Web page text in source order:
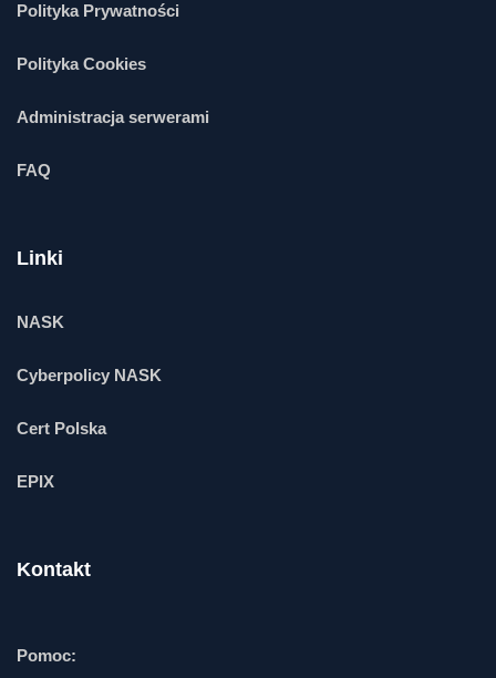
Polityka Prywatności
Polityka Cookies
Administracja serwerami
FAQ
Linki
NASK
Cyberpolicy NASK
Cert Polska
EPIX
Kontakt
Pomoc: